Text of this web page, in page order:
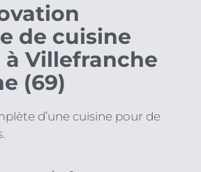
de cuisine
Villefranche
(69)
d’une cuisine pour de